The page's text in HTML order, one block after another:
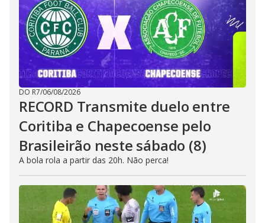
DO R7/06/08/2026
RECORD Transmite duelo entre
Coritiba e Chapecoense pelo
Brasileirão neste sábado (8)
A bola rola a partir das 20h. Não perca!